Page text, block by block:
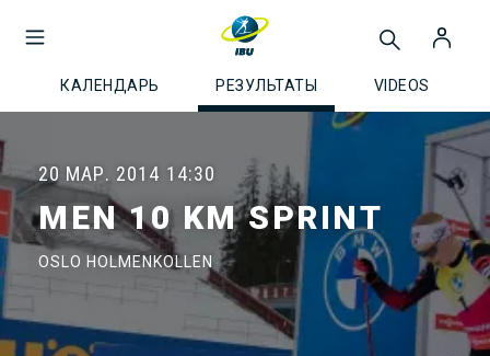
КАЛЕНДАРЬ РЕЗУЛЬТАТЫ VIDEOS
20 МАР. 2014 14:30
MEN 10 KM SPRINT
OSLO HOLMENKOLLEN